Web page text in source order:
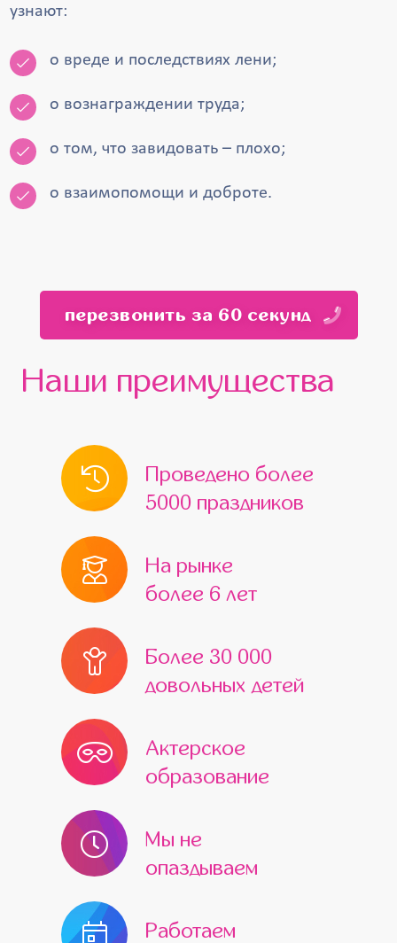
узнают:
о вреде и последствиях лени;
о вознаграждении труда;
о том, что завидовать – плохо;
о взаимопомощи и доброте.
перезвонить за 60 секунд
Наши преимущества
Проведено более
5000 праздников
На рынке
более 6 лет
Более 30 000
довольных детей
Актерское
образование
Мы не
опаздываем
Работаем